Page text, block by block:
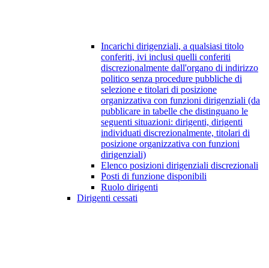
Incarichi dirigenziali, a qualsiasi titolo
conferiti, ivi inclusi quelli conferiti
discrezionalmente dall'organo di indirizzo
politico senza procedure pubbliche di
selezione e titolari di posizione
organizzativa con funzioni dirigenziali (da
pubblicare in tabelle che distinguano le
seguenti situazioni: dirigenti, dirigenti
individuati discrezionalmente, titolari di
posizione organizzativa con funzioni
dirigenziali)
Elenco posizioni dirigenziali discrezionali
Posti di funzione disponibili
Ruolo dirigenti
Dirigenti cessati